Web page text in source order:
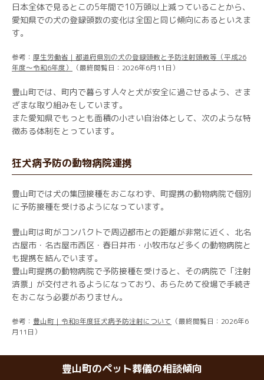
日本全体で見るとこの5年間で10万頭以上減っていることから、
愛知県での犬の登録頭数の変化は全国と同じ傾向にあるといえま
す。
参考： 厚生労働省｜都道府県別の犬の登録頭数と予防注射頭数等（平成26
年度～令和6年度）
（最終閲覧日：2026年6月11日）
豊山町では、町内で暮らす人々と犬が安全に過ごせるよう、さま
ざまな取り組みをしています。
また愛知県でもっとも面積の小さい自治体として、次のような特
徴ある体制をとっています。
狂犬病予防の動物病院連携
豊山町では犬の集団接種をおこなわず、町提携の動物病院で個別
に予防接種を受けるようになっています。
豊山町は町がコンパクトで周辺都市との距離が非常に近く、北名
古屋市・名古屋市西区・春日井市・小牧市など多くの動物病院と
も提携を結んでいます。
豊山町提携の動物病院で予防接種を受けると、その病院で「注射
済票」が交付されるようになっており、あらためて役場で手続き
をおこなう必要がありません。
参考： 豊山町｜令和8年度狂犬病予防注射について （最終閲覧日：2026年6
月11日）
豊山町のペット葬儀の相談傾向